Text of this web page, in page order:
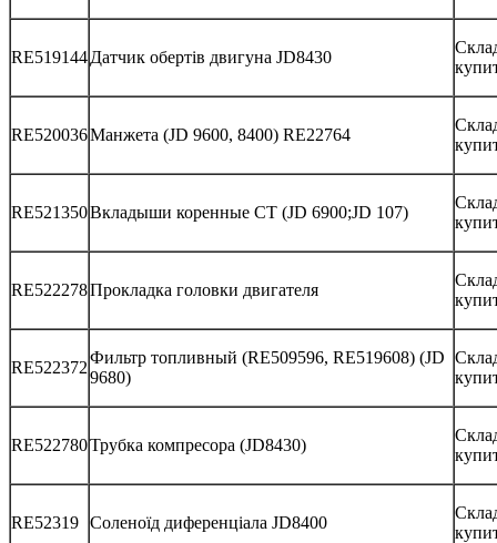
RE519144Датчик обертів двигуна JD8430
RE520036Манжета (JD 9600, 8400) RE22764
RE521350Вкладыши коренные CТ (JD 6900;JD 107)
RE522278Прокладка головки двигателя
RE522372
Фильтр топливный (RE509596, RE519608) (JD
9680)
RE522780Трубка компресора (JD8430)
RE52319 Соленоїд диференціала JD8400